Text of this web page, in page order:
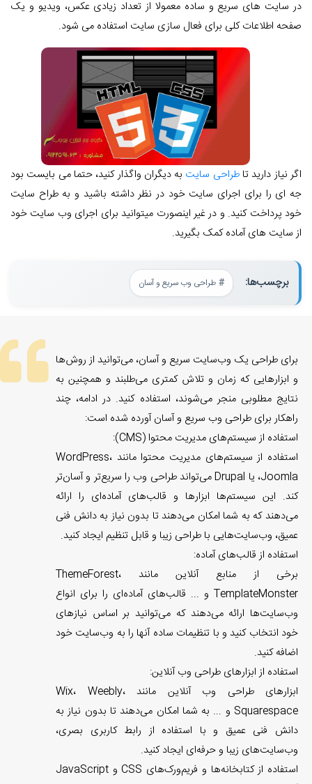
در سایت های سریع و ساده معمولا از تعداد زیادی عکس، ویدیو و یک
صفحه اطلاعات کلی برای فعال سازی سایت استفاده می شود.
اگر نیاز دارید تاطراحی سایت به دیگران واگذار کنید، حتما می بایست بود
جه ای را برای اجرای سایت خود در نظر داشته باشید و به طراح سایت
خود پرداخت کنید. و در غیر اینصورت میتوانید برای اجرای وب سایت خود
از سایت های آماده کمک بگیرید.
برچسب‌ها: طراحی وب سریع و آسان
برای طراحی یک وب‌سایت سریع و آسان، می‌توانید از روش‌ها
و ابزارهایی که زمان و تلاش کمتری می‌طلبند و همچنین به
نتایج مطلوبی منجر می‌شوند، استفاده کنید. در ادامه، چند
راهکار برای طراحی وب سریع و آسان آورده شده است:
استفاده از سیستم‌های مدیریت محتوا (CMS):
استفاده از سیستم‌های مدیریت محتوا مانند WordPress،
Joomla، یا Drupal می‌تواند طراحی وب را سریع‌تر و آسان‌تر
کند. این سیستم‌ها ابزارها و قالب‌های آماده‌ای را ارائه
می‌دهند که به شما امکان می‌دهند تا بدون نیاز به دانش فنی
عمیق، وب‌سایت‌هایی با طراحی زیبا و قابل تنظیم ایجاد کنید.
استفاده از قالب‌های آماده:
برخی از منابع آنلاین مانند ThemeForest،
TemplateMonster و ... قالب‌های آماده‌ای را برای انواع
وب‌سایت‌ها ارائه می‌دهند که می‌توانید بر اساس نیازهای
خود انتخاب کنید و با تنظیمات ساده آنها را به وب‌سایت خود
اضافه کنید.
استفاده از ابزارهای طراحی وب آنلاین:
ابزارهای طراحی وب آنلاین مانند Wix، Weebly،
Squarespace و ... به شما امکان می‌دهند تا بدون نیاز به
دانش فنی عمیق و با استفاده از رابط کاربری بصری،
وب‌سایت‌های زیبا و حرفه‌ای ایجاد کنید.
استفاده از کتابخانه‌ها و فریم‌ورک‌های CSS و JavaScript